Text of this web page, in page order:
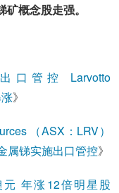
概念股走强。
口管控 Larvotto
》
（ASX：LRV）
属锑实施出口管控》
元 年涨12倍明星股